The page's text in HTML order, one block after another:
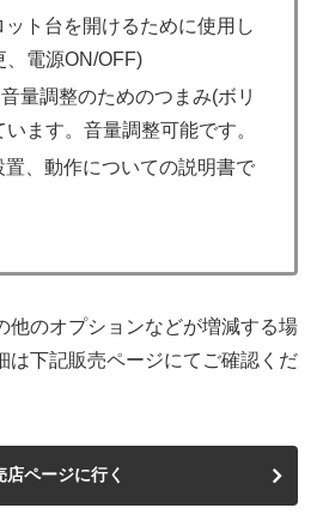
ット台を開けるために使用し
、電源ON/OFF)
量調整のためのつまみ(ボリ
います。音量調整可能です。
置、動作についての説明書で
他のオプションなどが増減する場
は下記販売ページにてご確認くだ
店ページに行く